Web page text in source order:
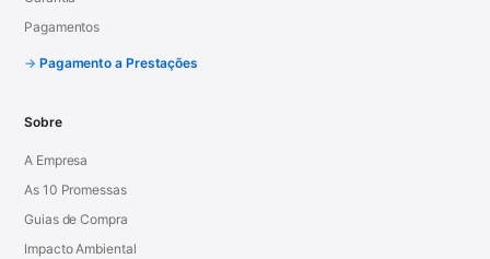
Pagamentos
Pagamento a Prestações
Sobre
A Empresa
As 10 Promessas
Guias de Compra
Impacto Ambiental